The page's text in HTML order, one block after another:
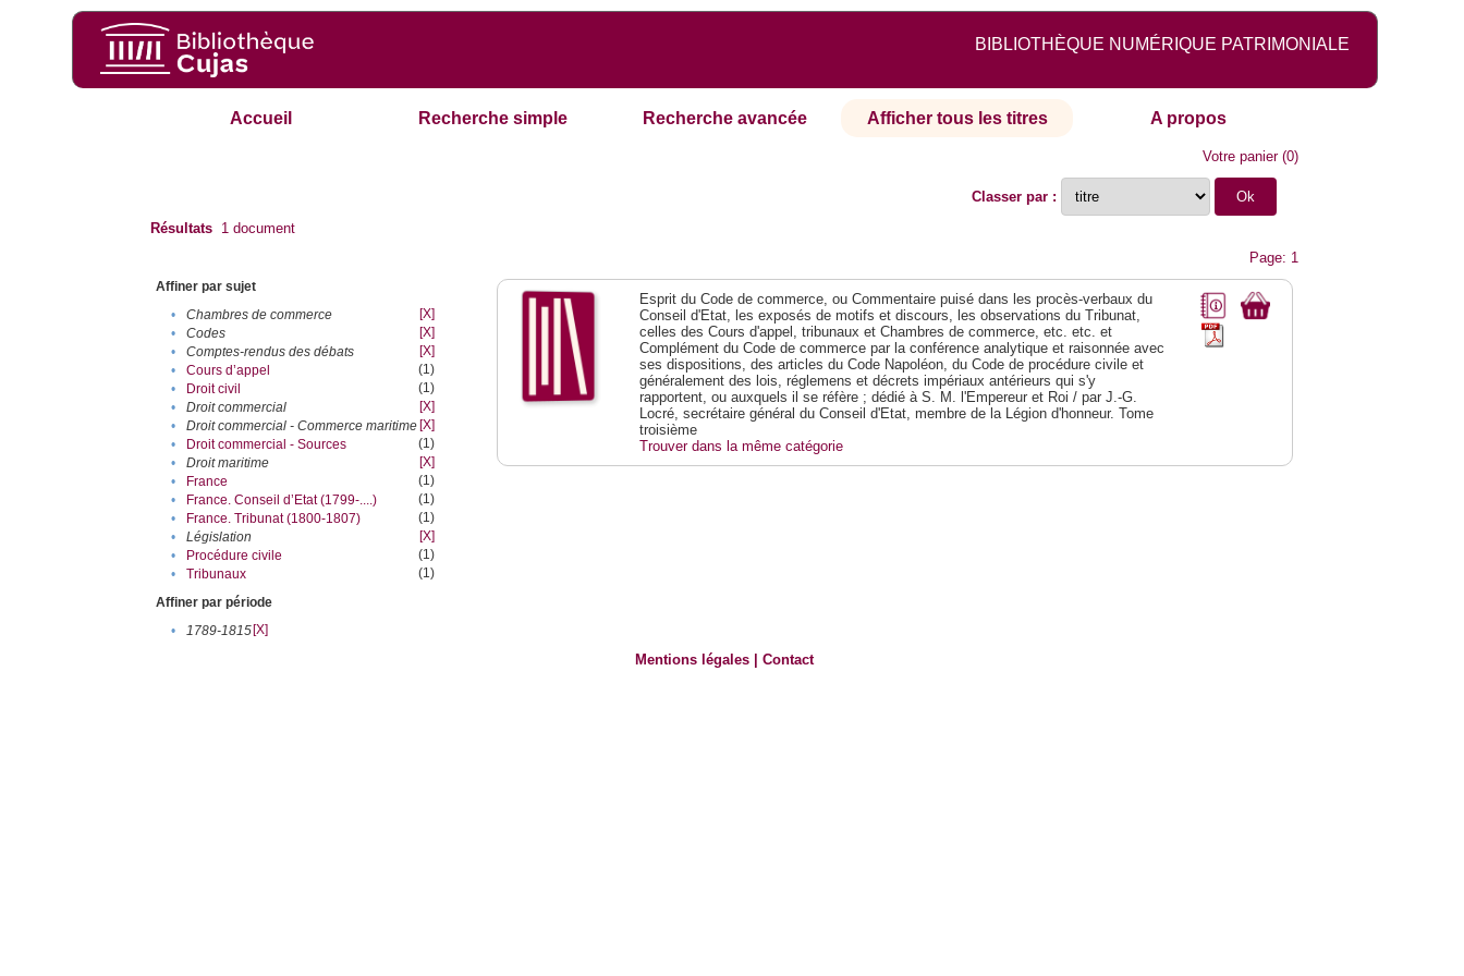
BIBLIOTHÈQUE NUMÉRIQUE PATRIMONIALE
Accueil Recherche simple Recherche avancée Afficher tous les titres A propos
Votre panier(0)
Classer par :
Résultats 1 document
Page: 1
Affiner par sujet
•
Chambres de commerce
[X]
•
Codes
[X]
•
Comptes-rendus des débats
[X]
•
Cours d’appel
(1)
•
Droit civil
(1)
•
Droit commercial
[X]
•
Droit commercial - Commerce maritime [X]
•
Droit commercial - Sources
(1)
•
Droit maritime
[X]
•
France
(1)
•
France. Conseil d’Etat (1799-....)
(1)
•
France. Tribunat (1800-1807)
(1)
•
Législation
[X]
•
Procédure civile
(1)
•
Tribunaux
(1)
Affiner par période
•
1789-1815[X]
Esprit du Code de commerce, ou Commentaire puisé dans les procès-verbaux du
Conseil d'Etat, les exposés de motifs et discours, les observations du Tribunat,
celles des Cours d'appel, tribunaux et Chambres de commerce, etc. etc. et
Complément du Code de commerce par la conférence analytique et raisonnée avec
ses dispositions, des articles du Code Napoléon, du Code de procédure civile et
généralement des lois, réglemens et décrets impériaux antérieurs qui s'y
rapportent, ou auxquels il se réfère ; dédié à S. M. l'Empereur et Roi / par J.-G.
Locré, secrétaire général du Conseil d'Etat, membre de la Légion d'honneur. Tome
troisième
Trouver dans la même catégorie
Mentions légales |Contact